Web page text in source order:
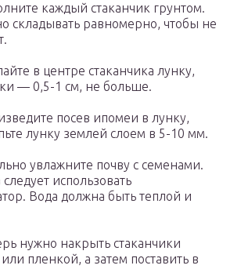
каждый стаканчик грунтом.
складывать равномерно, чтобы не
в центре стаканчика лунку,
— 0,5-1 см, не больше.
посев ипомеи в лунку,
лунку землей слоем в 5-10 мм.
увлажните почву с семенами.
использовать
Вода должна быть теплой и
нужно накрыть стаканчики
пленкой, а затем поставить в